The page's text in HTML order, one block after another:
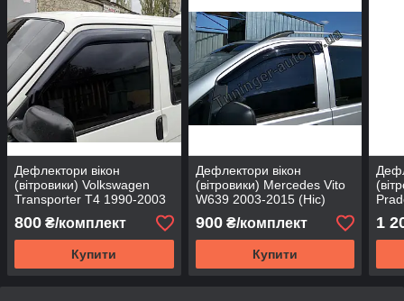
Дефлектори вікон
(вітровики) Volkswagen
Transporter T4 1990-2003
(Hic)
800 ₴/комплект
Купити
Дефлектори вікон
(вітровики) Mercedes Vito
W639 2003-2015 (Hic)
900₴/комплект
Купити
1